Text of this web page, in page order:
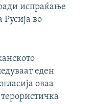
испраќање
во
еден
оваа